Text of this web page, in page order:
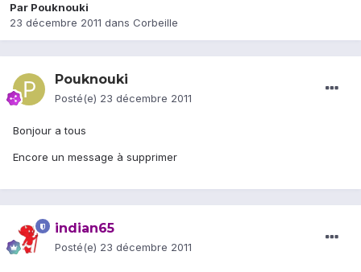
Par Pouknouki
23 décembre 2011 dans Corbeille
Pouknouki
Posté(e) 23 décembre 2011
Bonjour a tous
Encore un message à supprimer
indian65
Posté(e) 23 décembre 2011